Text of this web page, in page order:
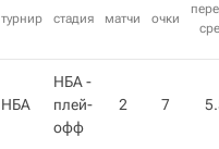
турнир стадия матчи очки
НБА
НБА -
плей-
офф
2 7